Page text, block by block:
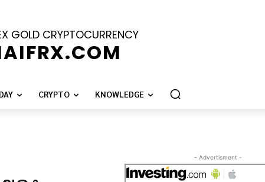
GOLD CRYPTOCURRENCY
CRYPTO KNOWLEDGE
- Advertisment -